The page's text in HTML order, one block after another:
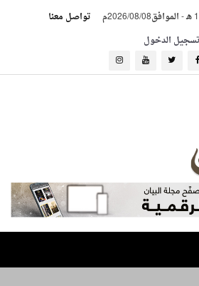
-الموافق2026/08/08م
تواصل معنا
تسجيل الدخول